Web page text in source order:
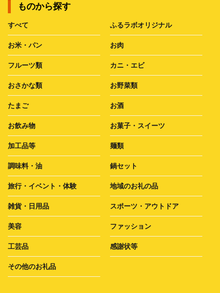
ものから探す
すべて ふるラボオリジナル
お米・パン お肉
フルーツ類 カニ・エビ
おさかな類 お野菜類
たまご お酒
お飲み物 お菓子・スイーツ
加工品等 麺類
調味料・油 鍋セット
旅行・イベント・体験 地域のお礼の品
雑貨・日用品 スポーツ・アウトドア
美容 ファッション
工芸品 感謝状等
その他のお礼品